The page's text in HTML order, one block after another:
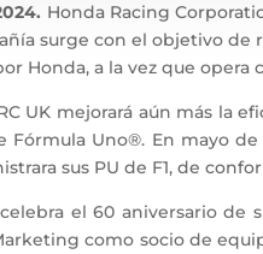
Honda Racing
surge con el objetivo
Honda, a la vez que
UK mejorará aún más la
Fórmula Uno®. En mayo
sus PU de F1, de
el 60 aniversario
como socio de